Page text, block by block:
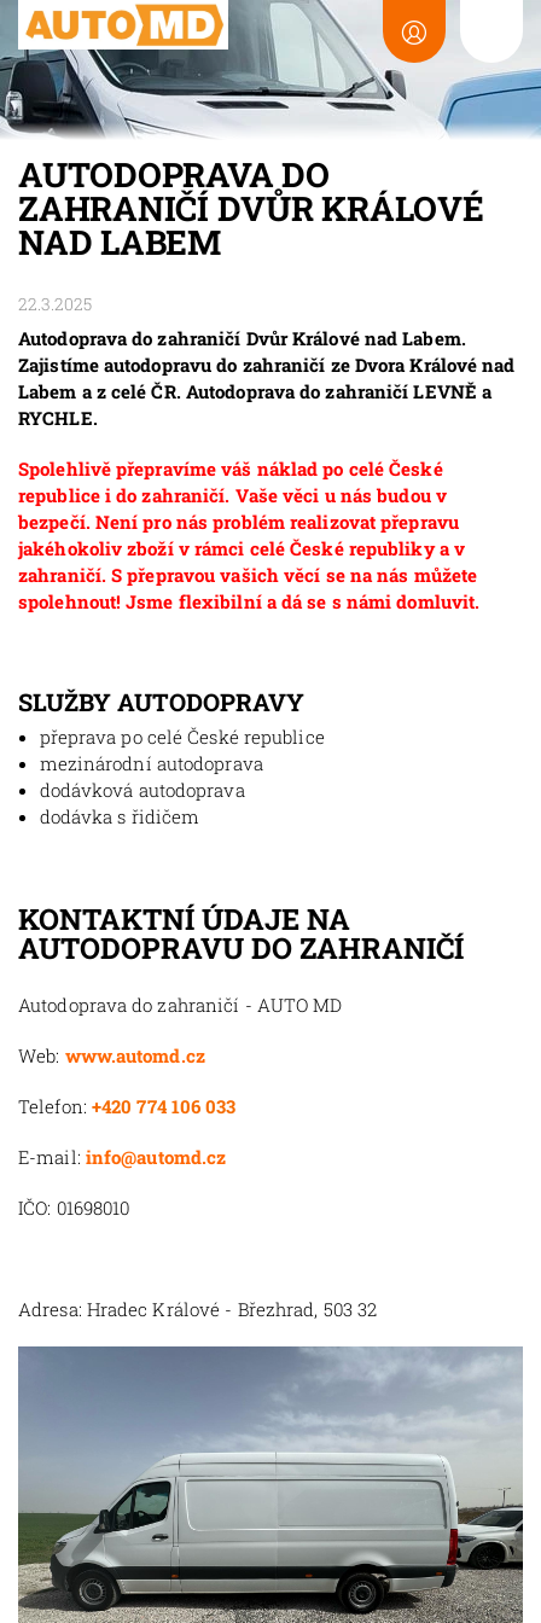
AUTODOPRAVA DO
ZAHRANIČÍ DVŮR KRÁLOVÉ
NAD LABEM
22.3.2025
Autodoprava do zahraničí Dvůr Králové nad Labem.
Zajistíme autodopravu do zahraničí ze Dvora Králové nad
Labem a z celé ČR. Autodoprava do zahraničí LEVNĚ a
RYCHLE.
Spolehlivě přepravíme váš náklad po celé České
republice i do zahraničí. Vaše věci u nás budou v
bezpečí. Není pro nás problém realizovat přepravu
jakéhokoliv zboží v rámci celé České republiky a v
zahraničí. S přepravou vašich věcí se na nás můžete
spolehnout! Jsme flexibilní a dá se s námi domluvit.
SLUŽBY AUTODOPRAVY
přeprava po celé České republice
mezinárodní autodoprava
dodávková autodoprava
dodávka s řidičem
KONTAKTNÍ ÚDAJE NA
AUTODOPRAVU DO ZAHRANIČÍ
Autodoprava do zahraničí - AUTO MD
Web: www.automd.cz
Telefon: +420 774 106 033
E-mail: info@automd.cz
IČO: 01698010
Adresa: Hradec Králové - Březhrad, 503 32